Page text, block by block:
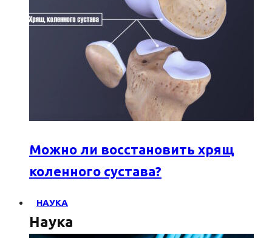
Можно ли восстановить хрящ
коленного сустава?
НАУКА
Наука